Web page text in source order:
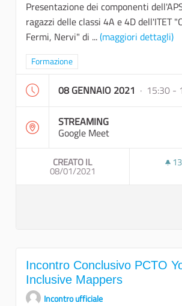
Presentazione dei componenti
ragazzi delle classi 4A e 4D dell'ITET
Fermi, Nervi" di ...(maggiori dettagli)
Filtra i risultati per categoria: Formazione
Formazione
08 GENNAIO 2021 · 15:30 -
STREAMING
Google Meet
CREATO IL
08/01/2021
13
Incontro Conclusivo PCTO
Inclusive Mappers
Incontro ufficiale